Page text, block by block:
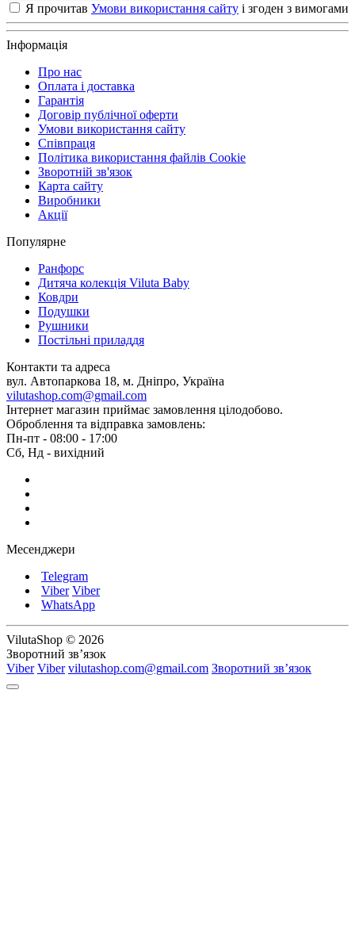
Я прочитав Умови використання сайту і згоден з вимогами
Інформація
Про нас
Оплата і доставка
Гарантія
Договір публічної оферти
Умови використання сайту
Співпраця
Політика використання файлів Cookie
Зворотній зв'язок
Карта сайту
Виробники
Акції
Популярне
Ранфорс
Дитяча колекція Viluta Baby
Ковдри
Подушки
Рушники
Постільні приладдя
Контакти та адреса
вул. Автопаркова 18, м. Дніпро, Україна
vilutashop.com@gmail.com
Інтернет магазин приймає замовлення цілодобово.
Оброблення та відправка замовлень:
Пн-пт - 08:00 - 17:00
Сб, Нд - вихідний
Месенджери
Telegram
Viber Viber
WhatsApp
VilutaShop © 2026
Зворотний зв’язок
Viber Viber vilutashop.com@gmail.com Зворотний зв’язок